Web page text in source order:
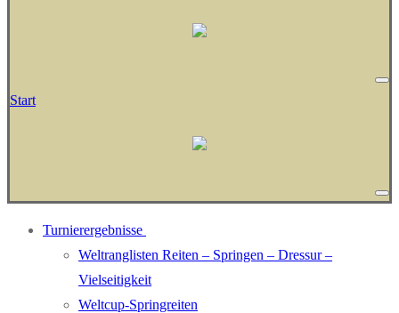
Start
Turnierergebnisse
Weltranglisten Reiten – Springen – Dressur –
Vielseitigkeit
Weltcup-Springreiten